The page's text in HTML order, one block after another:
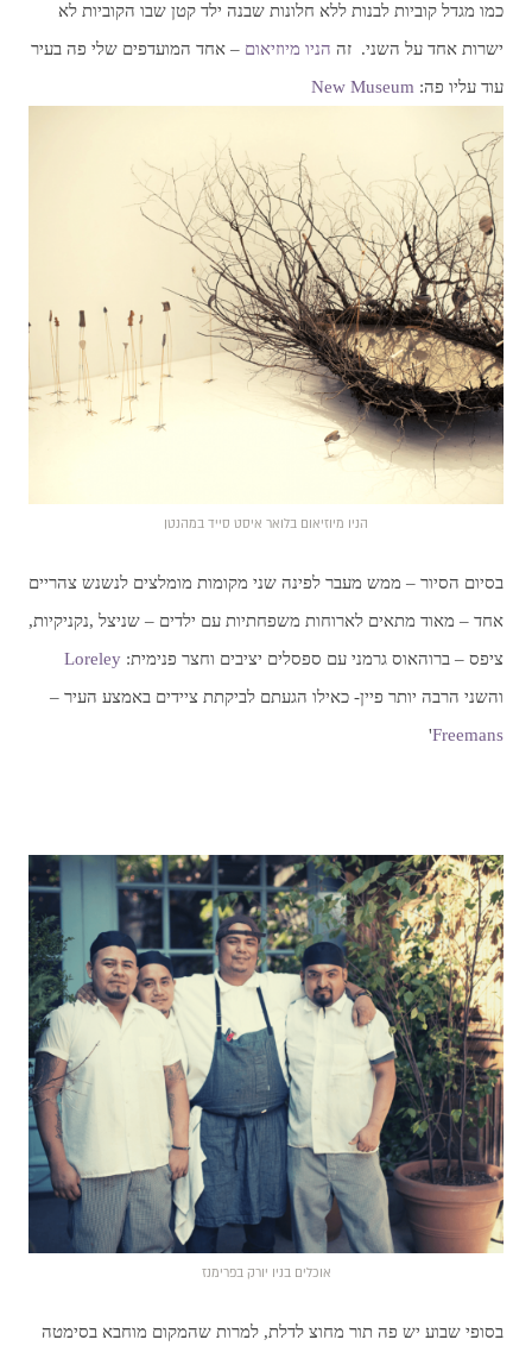
כמו מגדל קוביות לבנות ללא חלונות שבנה ילד קטן שבו הקוביות לא
ישרות אחד על השני. זההניו מיוזיאום– אחד המועדפים שלי פה בעיר
עוד עליו פה:New Museum
הניו מיוזיאום בלואר איסט סייד במהנטן
בסיום הסיור – ממש מעבר לפינה שני מקומות מומלצים לנשנש צהריים
אחד – מאוד מתאים לארוחות משפחתיות עם ילדים – שניצל ,נקניקיות,
ציפס – ברוהאוס גרמני עם ספסלים יציבים וחצר פנימית:Loreley
והשני הרבה יותר פיין- כאילו הגעתם לביקתת ציידים באמצע העיר –
Freemans
'
אוכלים בניו יורק בפרימנז
בסופי שבוע יש פה תור מחוצ לדלת, למרות שהמקום מוחבא בסימטה